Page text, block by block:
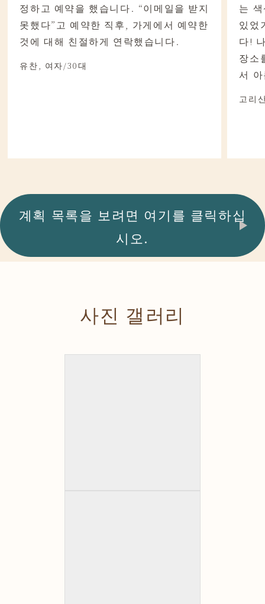
정하고 예약을 했습니다. “이메일을 받지
못했다”고 예약한 직후, 가게에서 예약한
것에 대해 친절하게 연락했습니다.
유찬, 여자/30대
는
있었
다!
장소
서
고리
계획 목록을 보려면 여기를 클릭하십
시오.
사진 갤러리